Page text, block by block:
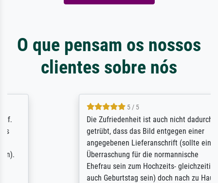
O que pensam os nossos
clientes sobre nós
5 / 5
Die Zufriedenheit ist auch nicht dadurch
getrübt, dass das Bild entgegen einer
angegebenen Lieferanschrift (sollte eine
Überraschung für die normannische
Ehefrau sein zum Hochzeits- gleichzeitig
auch Geburtstag sein) doch nach zu Hause